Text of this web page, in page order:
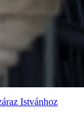
Istvánhoz